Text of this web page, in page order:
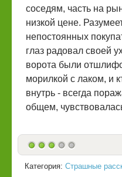
соседям, часть на
низкой цене.
непостоянных
глаз радовал своей
ворота были
морилкой с лаком, и
внутрь - всегда
общем,
Категория: Страшные